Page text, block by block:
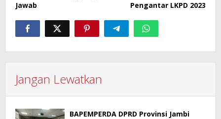
Jawab
Pengantar LKPD 2023
Jangan Lewatkan
BAPEMPERDA DPRD Provinsi Jambi